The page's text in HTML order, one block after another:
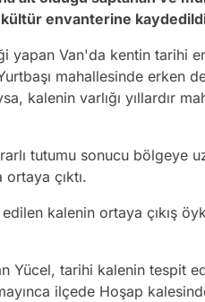
envanterine
yapan Van'da kentin tarihi
mahallesinde erken
kalenin varlığı yıllardır
tutumu sonucu bölgeye
çıktı.
kalenin ortaya çıkış
Yücel, tarihi kalenin tespit
ilçede Hoşap